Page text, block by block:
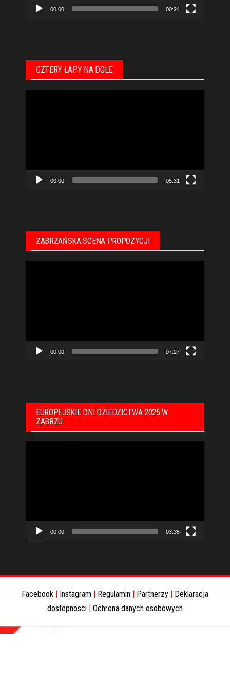
00:00 00:24
CZTERY ŁAPY NA DOLE
00:00 05:31
ZABRZAŃSKA SCENA PROPOZYCJI
00:00 07:27
EUROPEJSKIE DNI DZIEDZICTWA 2025 W
ZABRZU
00:00 03:35
Facebook Instagram Regulamin Partnerzy
Deklaracja
dostepnosci
Ochrona danych osobowych